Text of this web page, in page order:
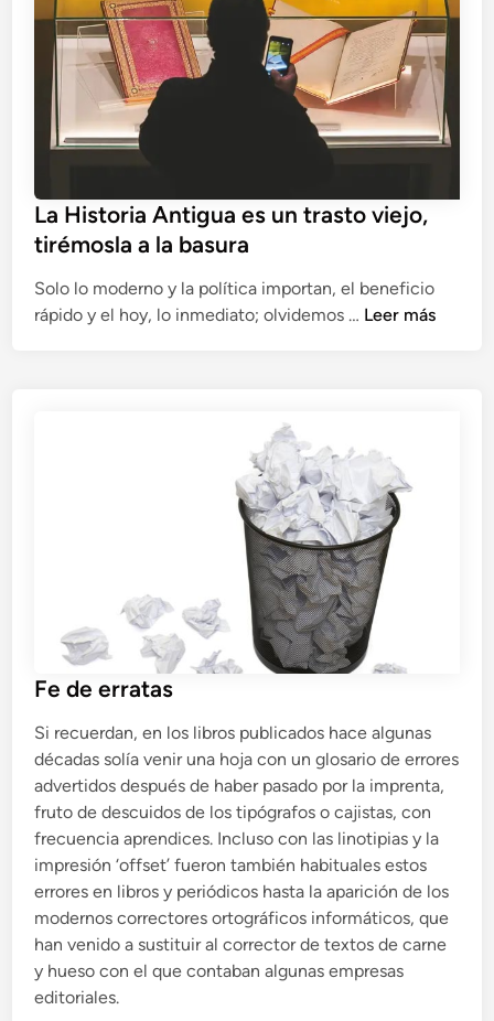
m
p
i
c
o
a
a
l
a
r
ó
q
u
t
h
a
c
e
La Historia Antigua es un trasto viejo,
tirémosla a la basura
Solo lo moderno y la política importan, el beneficio
rápido y el hoy, lo inmediato; olvidemos … L
t
r
i
a
A
n
t
i
a
e
s
u
n
t
r
a
s
t
Leer más
Fe de erratas
Si recuerdan, en los libros publicados hace algunas
décadas solía venir una hoja con un glosario de errores
advertidos después de haber pasado por la imprenta,
fruto de descuidos de los tipógrafos o cajistas, con
frecuencia aprendices. Incluso con las linotipias y la
impresión ‘offset’ fueron también habituales estos
errores en libros y periódicos hasta la aparición de los
modernos correctores ortográficos informáticos, que
han venido a sustituir al corrector de textos de carne
y hueso con el que contaban algunas empresas
editoriales.